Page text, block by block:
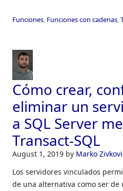
Funciones, Funciones con cadenas,
Cómo crear,
eliminar un
a SQL Server
Transact-SQL
August 1, 2019 by Marko
Los servidores vinculados
de una alternativa como ser